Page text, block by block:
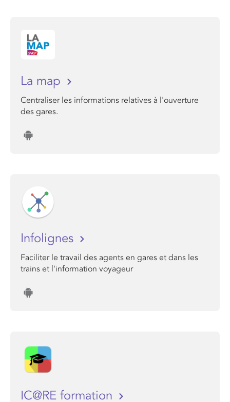
La map
Centraliser les informations relatives à l'ouverture
des gares.
Infolignes
Faciliter le travail des agents en gares et dans les
trains et l'information voyageur
IC@RE formation